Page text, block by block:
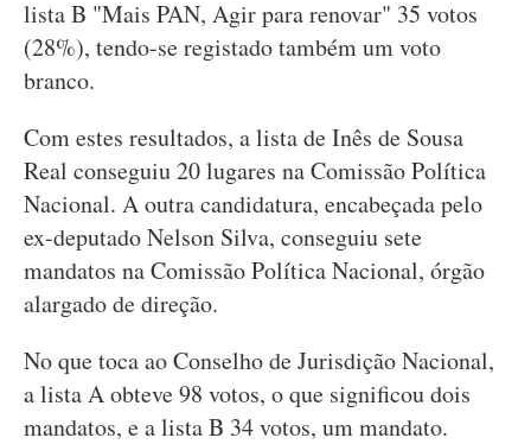
lista B "Mais PAN, Agir para renovar" 35 votos
(28%), tendo-se registado também um voto
branco.
Com estes resultados, a lista de Inês de Sousa
Real conseguiu 20 lugares na Comissão Política
Nacional. A outra candidatura, encabeçada pelo
ex-deputado Nelson Silva, conseguiu sete
mandatos na Comissão Política Nacional, órgão
alargado de direção.
No que toca ao Conselho de Jurisdição Nacional,
a lista A obteve 98 votos, o que significou dois
mandatos, e a lista B 34 votos, um mandato.